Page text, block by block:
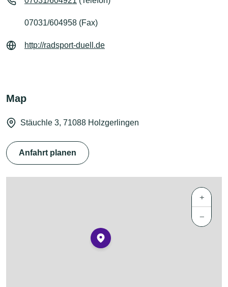
07031/604958 (Fax)
http://radsport-duell.de
Map
Stäuchle 3, 71088 Holzgerlingen
Anfahrt planen
+
−